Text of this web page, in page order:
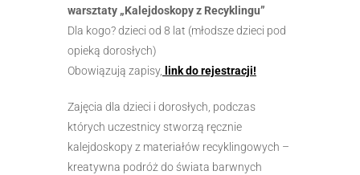
warsztaty „Kalejdoskopy z Recyklingu”
Dla kogo? dzieci od 8 lat (młodsze dzieci pod
opieką dorosłych)
Obowiązują zapisy, link do rejestracji!
Zajęcia dla dzieci i dorosłych, podczas
których uczestnicy stworzą ręcznie
kalejdoskopy z materiałów recyklingowych –
kreatywna podróż do świata barwnych